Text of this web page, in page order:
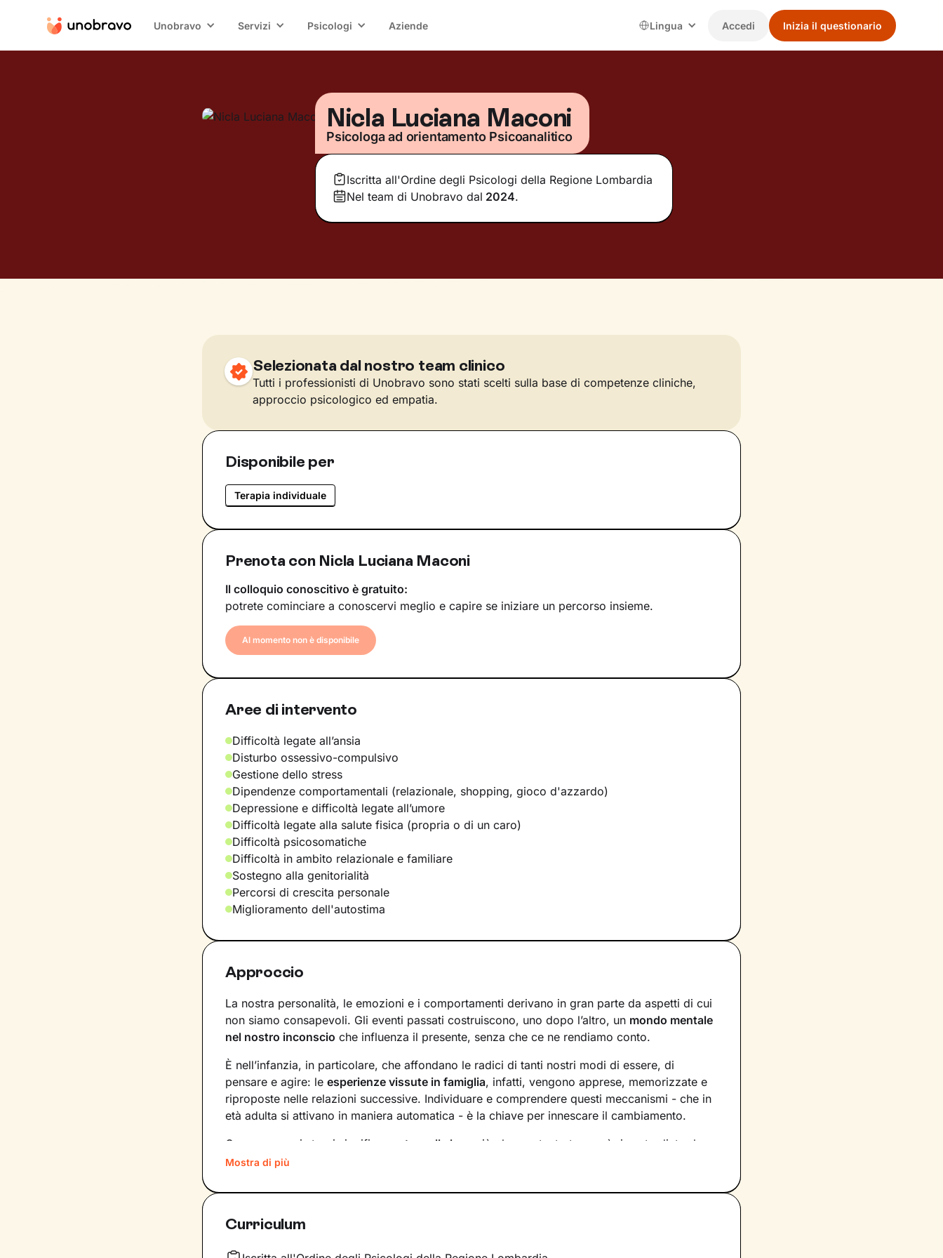
Unobravo Servizi Psicologi Aziende Lingua Accedi Inizia il questionario
Nicla Luciana Maconi
Psicologa ad orientamento Psicoanalitico
Iscritta all'Ordine degli Psicologi della Regione Lombardia
Nel team di Unobravo dal 2024.
Selezionata dal nostro team clinico
Tutti i professionisti di Unobravo sono stati scelti sulla base di competenze cliniche,
approccio psicologico ed empatia.
Disponibile per
Terapia individuale
Prenota con Nicla Luciana Maconi
Il colloquio conoscitivo è gratuito:
potrete cominciare a conoscervi meglio e capire se iniziare un percorso insieme.
Al momento non è disponibile
Aree di intervento
Difficoltà legate all’ansia
Disturbo ossessivo-compulsivo
Gestione dello stress
Dipendenze comportamentali (relazionale, shopping, gioco d'azzardo)
Depressione e difficoltà legate all’umore
Difficoltà legate alla salute fisica (propria o di un caro)
Difficoltà psicosomatiche
Difficoltà in ambito relazionale e familiare
Sostegno alla genitorialità
Percorsi di crescita personale
Miglioramento dell'autostima
Approccio
La nostra personalità, le emozioni e i comportamenti derivano in gran parte da aspetti di cui
non siamo consapevoli. Gli eventi passati costruiscono, uno dopo l’altro, un mondo mentale
nel nostro inconscio che influenza il presente, senza che ce ne rendiamo conto.
È nell’infanzia, in particolare, che affondano le radici di tanti nostri modi di essere, di
pensare e agire: le esperienze vissute in famiglia, infatti, vengono apprese, memorizzate e
riproposte nelle relazioni successive. Individuare e comprendere questi meccanismi - che in
età adulta si attivano in maniera automatica - è la chiave per innescare il cambiamento.
Conoscere noi stessi significa
portare alla luce
ciò che per tanto tempo è rimasto dietro le
quinte: raggiungere questo tipo di consapevolezza è il primo passo necessario per
aiutandoti a far
Mostra di più
Curriculum